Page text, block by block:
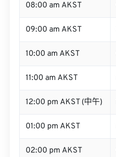
08:00 am AKST
09:00 am AKST
10:00 am AKST
11:00 am AKST
12:00 pm AKST (中午)
01:00 pm AKST
02:00 pm AKST